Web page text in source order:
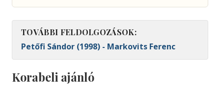
TOVÁBBI FELDOLGOZÁSOK:
Petőfi Sándor (1998) - Markovits Ferenc
Korabeli ajánló